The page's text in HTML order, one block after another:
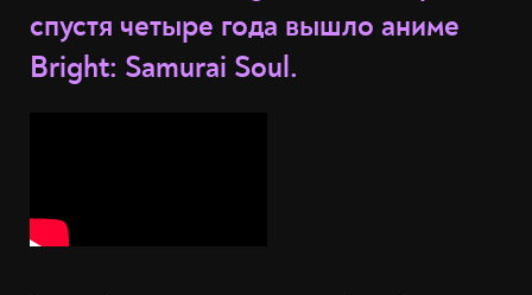
спустя четыре года вышло аниме
Bright: Samurai Soul.